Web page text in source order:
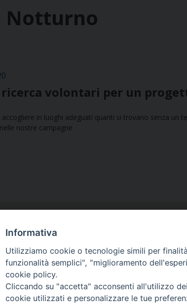
Notturno
ricerca volontari per un
in luoghi adeguati quanti si trovano senza un
nostre campagne
Molfetta (BA)
Informativa
Utilizziamo cookie o tecnologie simili per
funzionalità semplici", "miglioramento
cookie policy.
Cliccando su "accetta" acconsenti all'utilizzo
cookie utilizzati e personalizzare le tue